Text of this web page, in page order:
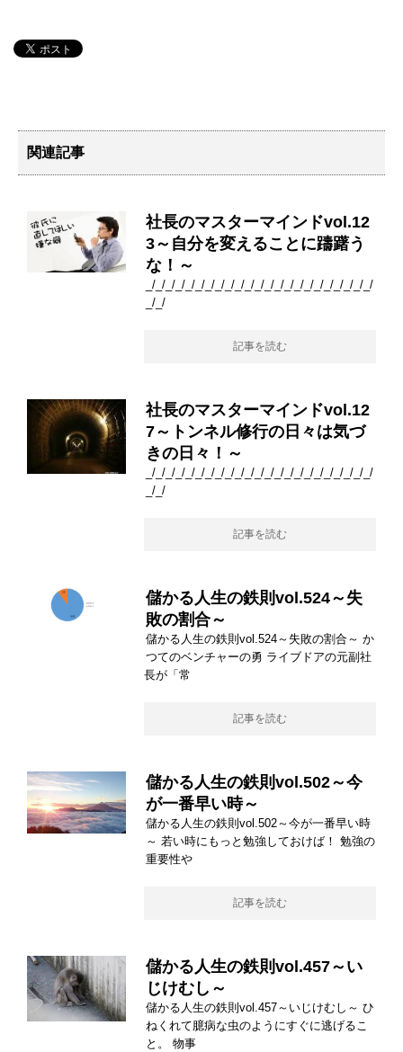
関連記事
社長のマスターマインドvol.12
3～自分を変えることに躊躇う
な！～
_/_/_/_/_/_/_/_/_/_/_/_/_/_/_/_/_/_/_/_/_/_/_/
_/_/
記事を読む
社長のマスターマインドvol.12
7～トンネル修行の日々は気づ
きの日々！～
_/_/_/_/_/_/_/_/_/_/_/_/_/_/_/_/_/_/_/_/_/_/_/
_/_/
記事を読む
儲かる人生の鉄則vol.524～失
敗の割合～
儲かる人生の鉄則vol.524～失敗の割合～ か
つてのベンチャーの勇 ライブドアの元副社
長が「常
記事を読む
儲かる人生の鉄則vol.502～今
が一番早い時～
儲かる人生の鉄則vol.502～今が一番早い時
～ 若い時にもっと勉強しておけば！ 勉強の
重要性や
記事を読む
儲かる人生の鉄則vol.457～い
じけむし～
儲かる人生の鉄則vol.457～いじけむし～ ひ
ねくれて臆病な虫のようにすぐに逃げるこ
と。 物事